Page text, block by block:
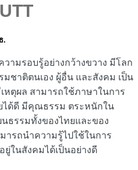
.
วามรอบรู้อย่างกว้างขวาง มีโลก
มชาติตนเอง ผู้อื่น และสังคม เป็น
หตุผล สามารถใช้ภาษาในการ
ได้ดี มีคุณธรรม ตระหนักใน
ธรรมทั้งของไทยและของ
ารถนำความรู้ไปใช้ในการ
ยู่ในสังคมได้เป็นอย่างดี